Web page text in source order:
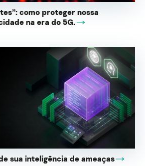
como proteger nossa
na era do 5G.
sua inteligência de ameaças